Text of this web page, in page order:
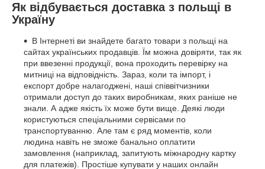
Як відбувається доставка з польщі в
Україну
В Інтернеті ви знайдете багато товари з польщі на
сайтах українських продавців. Їм можна довіряти, так як
при ввезенні продукції, вона проходить перевірку на
митниці на відповідність. Зараз, коли та імпорт, і
експорт добре налагоджені, наші співвітчизники
отримали доступ до таких виробникам, яких раніше не
знали. А адже якість їх може бути вище. Деякі люди
користуються спеціальними сервісами по
транспортуванню. Але там є ряд моментів, коли
людина навіть не зможе банально оплатити
замовлення (наприклад, запитують міжнародну картку
для платежів). Простіше купувати у наших онлайн